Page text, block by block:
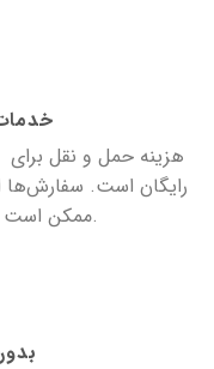
رایگان است. سفارش‌ها
ممکن است بین ۵ الی ۷ روز طول بکشد.